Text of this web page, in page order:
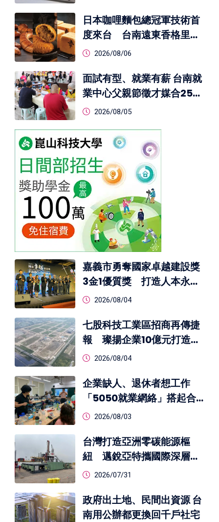
日本咖哩麵包總冠軍技術首
度來台 台南遠東香格里拉
攜手日本名店CROISSANT
2026/08/06
面試有型、就業有薪 台南就
業中心父親節徵才媒合250
職缺2026/08/05
嘉義市勇奪國家卓越建設獎
3金1優質獎 打造人本永續
城市新典範
2026/08/04
七股科技工業區招商再傳捷
報 璨揚企業10億元打造智
慧新廠
2026/08/04
企業缺人、退休者想工作
「5050就業網絡」搭起合
作橋梁
2026/08/03
台灣打造亞洲零碳能源樞
紐 邁銳亞特攜國際深層鑽
井技術布局RE100與CCUS
2026/07/31
政府出土地、民間出資源 台
南用公辦都更換回千戶社宅